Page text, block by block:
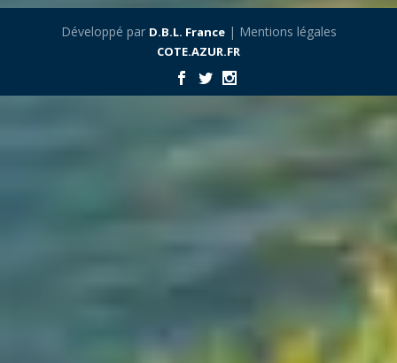
Développé par D.B.L. France| Mentions légales
COTE.AZUR.FR